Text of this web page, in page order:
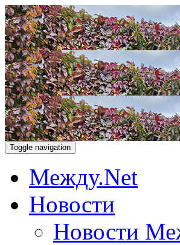
Toggle navigation
Между.Net
Новости
Новости